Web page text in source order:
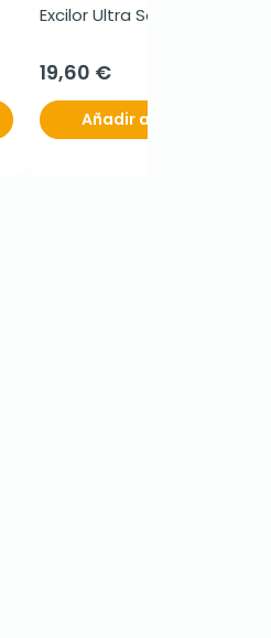
Excilor Ultra Solucion, 30ml.
19,60 €
Añadir al carrito